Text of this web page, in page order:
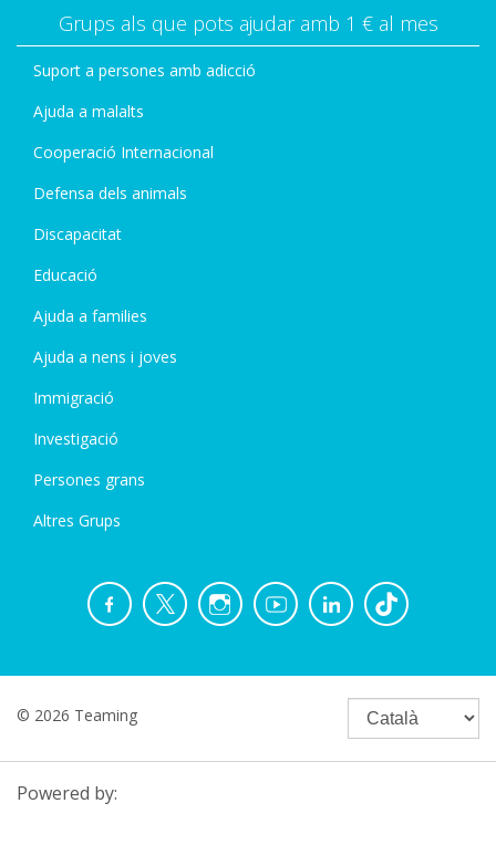
Grups als que pots ajudar amb 1 € al mes
Suport a persones amb adicció
Ajuda a malalts
Cooperació Internacional
Defensa dels animals
Discapacitat
Educació
Ajuda a families
Ajuda a nens i joves
Immigració
Investigació
Persones grans
Altres Grups
© 2026 Teaming
Powered by: